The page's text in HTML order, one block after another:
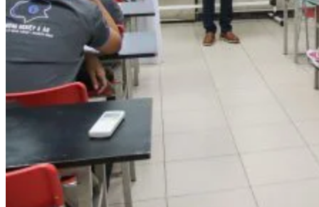
Trời
Kỹ Thuật Viên Điện Tử Chuyên Ngành Điện – Điện
Lạnh Dân Dụng
Ngành Khác
Quản Trị & Phát Triển Doanh Nghiệp
Giám Đốc Nhân Sự Chuyên Nghiệp
Quản Lý Cấp Trung Chuyên Nghiệp
Công Nghệ Thông Tin
Chuyên Viên Quản Trị Vận Hành Hệ Thống
An Ninh Mạng (Network Security)
Chuyên Viên Quản Trị Hệ Thống Và An Ninh
Mạng
Quản Trị Hệ Thống Linux
Quản Trị Vận Hành Microsoft Azure
Data Analyst (Phân Tích Dữ Liệu)